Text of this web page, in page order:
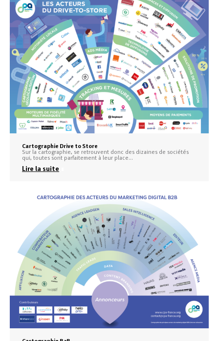
Cartographie Drive to Store
Sur la cartographie, se retrouvent donc des dizaines de sociétés
qui, toutes sont parfaitement à leur place…
Lire la suite